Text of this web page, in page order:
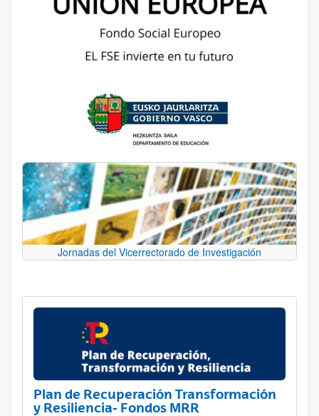
Jornadas del Vicerrectorado de Investigación
Plan de Recuperación Transformación
y Resiliencia- Fondos MRR